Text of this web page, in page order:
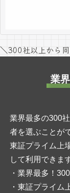
＼300社以上から
業
業界最多の300
者を選ぶことが
東証プライム上
して利用できま
・業界最多！
・東証プライム